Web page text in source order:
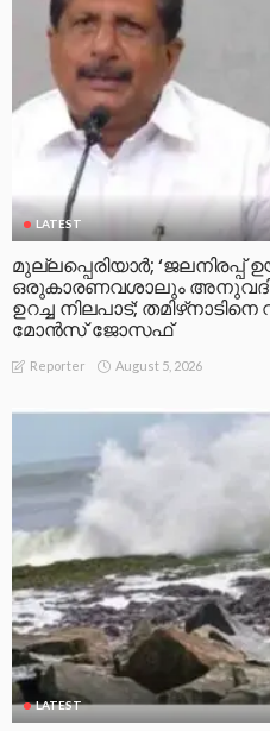
LATEST
മുല്ലപ്പെരിയാര്‍; ‘ജലനിരപ്പ്
ഒരുകാരണവശാലും
ഉറച്ച നിലപാട്; തമിഴ്‌നാടിനെ
മോന്‍സ് ജോസഫ്
Reporter August 5, 2026
LATEST